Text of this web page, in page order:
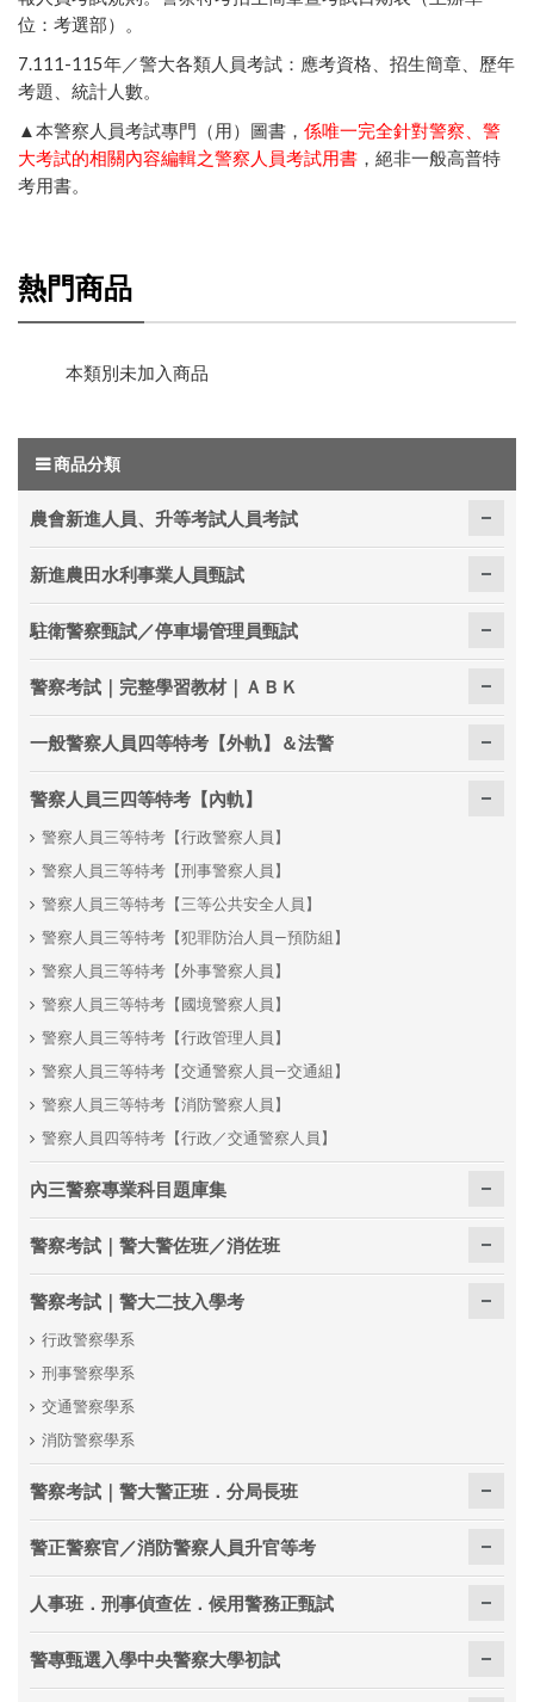
位：考選部）
。
7.111-115年／警大各類人員考試：應考資格、招生簡章、歷年
考題、統計人數。
▲本警察人員考試專門（用）圖書， 係唯一完全針對警察、警
大考試的相關內容編輯之警察人員考試用書 ，絕非一般高普特
考用書。
熱門商品
本類別未加入商品
商品分類
農會新進人員、升等考試人員考試
新進農田水利事業人員甄試
駐衛警察甄試／停車場管理員甄試
警察考試｜完整學習教材｜ＡＢＫ
一般警察人員四等特考【外軌】＆法警
警察人員三四等特考【內軌】
警察人員三等特考【行政警察人員】
警察人員三等特考【刑事警察人員】
警察人員三等特考【三等公共安全人員】
警察人員三等特考【犯罪防治人員—預防組】
警察人員三等特考【外事警察人員】
警察人員三等特考【國境警察人員】
警察人員三等特考【行政管理人員】
警察人員三等特考【交通警察人員—交通組】
警察人員三等特考【消防警察人員】
警察人員四等特考【行政／交通警察人員】
內三警察專業科目題庫集
警察考試｜警大警佐班／消佐班
警察考試｜警大二技入學考
行政警察學系
刑事警察學系
交通警察學系
消防警察學系
警察考試｜警大警正班．分局長班
警正警察官／消防警察人員升官等考
人事班．刑事偵查佐．候用警務正甄試
警專甄選入學中央警察大學初試